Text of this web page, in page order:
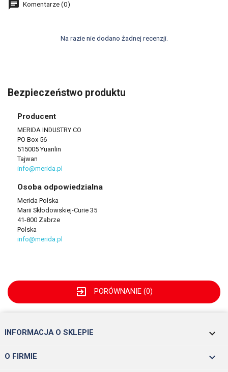
Komentarze (0)
Na razie nie dodano żadnej recenzji.
Bezpieczeństwo produktu
Producent
MERIDA INDUSTRY CO
PO Box 56
515005 Yuanlin
Tajwan
info@merida.pl
Osoba odpowiedzialna
Merida Polska
Marii Skłodowskiej-Curie 35
41-800 Zabrze
Polska
info@merida.pl
exit_to_app PORÓWNANIE (0)
INFORMACJA O SKLEPIE keyboard_arrow_down
O FIRMIE 